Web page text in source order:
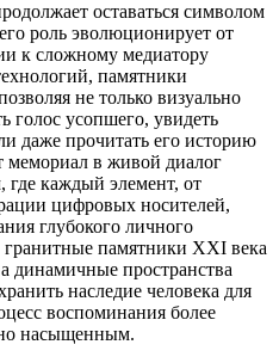
оставаться символом
роль эволюционирует от
к сложному медиатору
памятники
не только визуально
голос усопшего, увидеть
даже прочитать его историю
мемориал в живой диалог
каждый элемент, от
цифровых носителей,
глубокого личного
памятники XXI века
динамичные пространства
наследие человека для
воспоминания более
насыщенным.